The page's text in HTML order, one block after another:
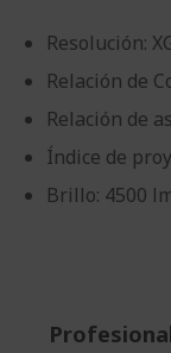
Resolución:
Relación de
Relación de
Índice de
Brillo: 4500